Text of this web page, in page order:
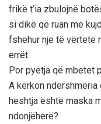
frikë t’ia zbulojnë
si dikë që ruan me
fshehur një të vërtetë
errët.
Por pyetja që mbetet
A kërkon
heshtja është maska
ndonjëherë?